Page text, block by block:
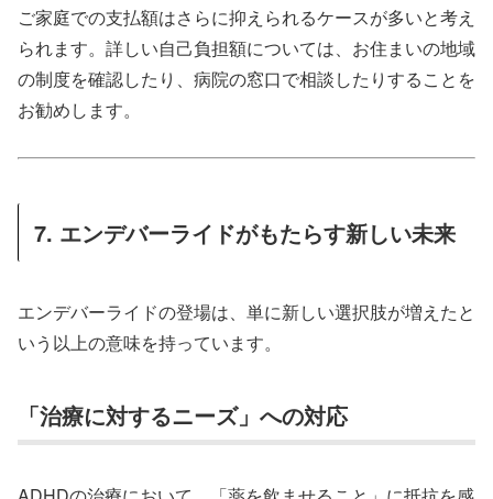
ご家庭での支払額はさらに抑えられるケースが多いと考え
られます。詳しい自己負担額については、お住まいの地域
の制度を確認したり、病院の窓口で相談したりすることを
お勧めします。
7. エンデバーライドがもたらす新しい未来
エンデバーライドの登場は、単に新しい選択肢が増えたと
いう以上の意味を持っています。
「治療に対するニーズ」への対応